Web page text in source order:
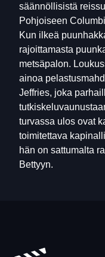
säännöllisistä
Pohjoiseen
Kun ilkeä
rajoittamasta
metsäpalon.
ainoa
Jeffries, joka
turvassa ulos ovat
toimitettava
hän on sattumalta
Bettyyn.